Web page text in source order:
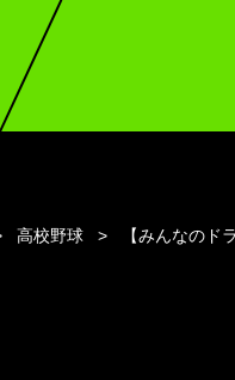
高校野球 【みんなのド